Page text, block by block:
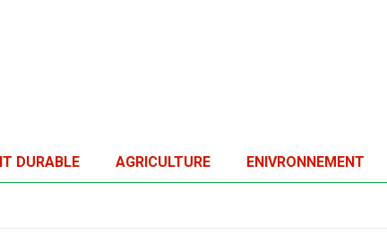
DURABLE AGRICULTURE ENIVRONNEMENT